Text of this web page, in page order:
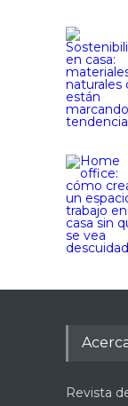
Revista